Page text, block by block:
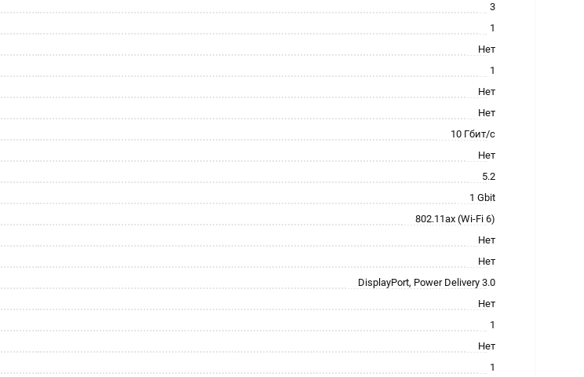
3
1
Нет
1
Нет
Нет
10 Гбит/с
Нет
5.2
1 Gbit
802.11ax (Wi-Fi 6)
Нет
Нет
DisplayPort, Power Delivery 3.0
Нет
1
Нет
1